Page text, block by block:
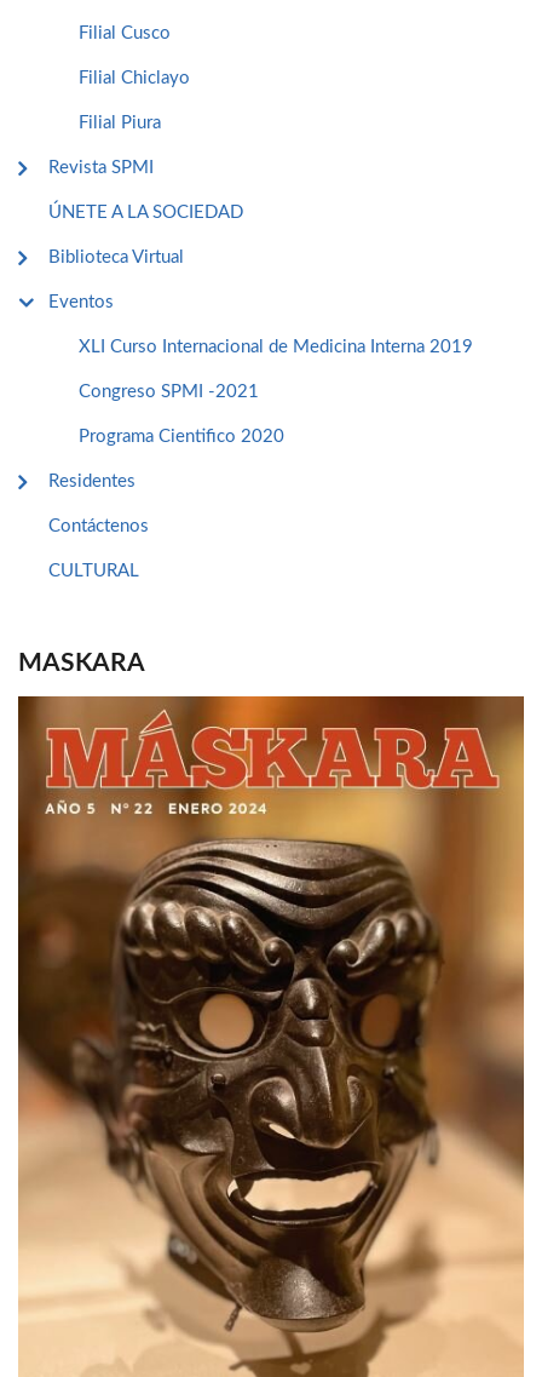
Filial Cusco
Filial Chiclayo
Filial Piura
Revista SPMI
ÚNETE A LA SOCIEDAD
Biblioteca Virtual
Eventos
XLI Curso Internacional de Medicina Interna 2019
Congreso SPMI -2021
Programa Cientifico 2020
Residentes
Contáctenos
CULTURAL
MASKARA